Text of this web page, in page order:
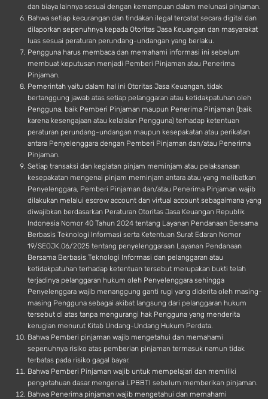
dan biaya lainnya sesuai dengan kemampuan dalam melunasi pinjaman.
Bahwa setiap kecurangan dan tindakan ilegal tercatat secara digital dan
dilaporkan sepenuhnya kepada Otoritas Jasa Keuangan dan masyarakat
luas sesuai peraturan perundang-undangan yang berlaku.
Pengguna harus membaca dan memahami informasi ini sebelum
membuat keputusan menjadi Pemberi Pinjaman atau Penerima
Pinjaman.
Pemerintah yaitu dalam hal ini Otoritas Jasa Keuangan, tidak
bertanggung jawab atas setiap pelanggaran atau ketidakpatuhan oleh
Pengguna, baik Pemberi Pinjaman maupun Penerima Pinjaman (baik
karena kesengajaan atau kelalaian Pengguna) terhadap ketentuan
peraturan perundang-undangan maupun kesepakatan atau perikatan
antara Penyelenggara dengan Pemberi Pinjaman dan/atau Penerima
Pinjaman.
Setiap transaksi dan kegiatan pinjam meminjam atau pelaksanaan
kesepakatan mengenai pinjam meminjam antara atau yang melibatkan
Penyelenggara, Pemberi Pinjaman dan/atau Penerima Pinjaman wajib
dilakukan melalui escrow account dan virtual account sebagaimana yang
diwajibkan berdasarkan Peraturan Otoritas Jasa Keuangan Republik
Indonesia Nomor 40 Tahun 2024 tentang Layanan Pendanaan Bersama
Berbasis Teknologi Informasi serta Ketentuan Surat Edaran Nomor
19/SEOJK.06/2025 tentang penyelenggaraan Layanan Pendanaan
Bersama Berbasis Teknologi Informasi dan pelanggaran atau
ketidakpatuhan terhadap ketentuan tersebut merupakan bukti telah
terjadinya pelanggaran hukum oleh Penyelenggara sehingga
Penyelenggara wajib menanggung ganti rugi yang diderita oleh masing-
masing Pengguna sebagai akibat langsung dari pelanggaran hukum
tersebut di atas tanpa mengurangi hak Pengguna yang menderita
kerugian menurut Kitab Undang-Undang Hukum Perdata.
Bahwa Pemberi pinjaman wajib mengetahui dan memahami
sepenuhnya risiko atas pemberian pinjaman termasuk namun tidak
terbatas pada risiko gagal bayar.
Bahwa Pemberi Pinjaman wajib untuk mempelajari dan memiliki
pengetahuan dasar mengenai LPBBTI sebelum memberikan pinjaman.
Bahwa Penerima pinjaman wajib mengetahui dan memahami